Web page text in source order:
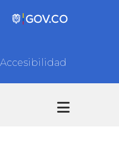
Accesibilidad